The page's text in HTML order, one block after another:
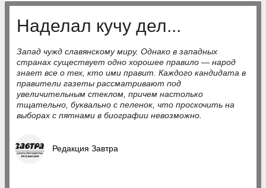
Наделал кучу дел...
Запад чужд славянскому миру. Однако в западных
странах существует одно хорошее правило — народ
знает все о тех, кто ими правит. Каждого кандидата в
правители газеты рассматривают под
увеличительным стеклом, причем настолько
тщательно, буквально с пеленок, что проскочить на
выборах с пятнами в биографии невозможно.
Редакция Завтра